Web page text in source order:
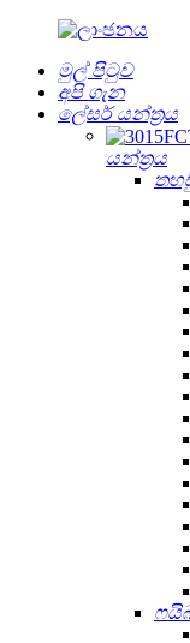
මුල් පිටුව
අපි ගැන
ලේසර් යන්ත්‍රය
යන්ත්‍රය